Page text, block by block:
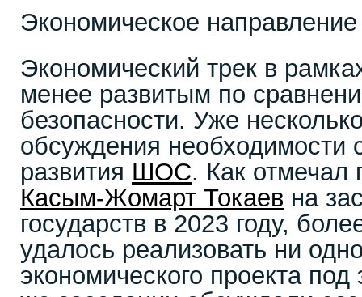
Экономическое направление
Экономический трек в
менее развитым по
безопасности. Уже
обсуждения необходимости
развития ШОС. Как отмечал
Касым-Жомарт Токаев на
государств в 2023 году,
удалось реализовать ни
экономического проекта